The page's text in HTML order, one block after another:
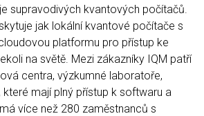
supravodivých kvantových počítačů.
jak lokální kvantové počítače s
platformu pro přístup ke
na světě. Mezi zákazníky IQM patří
centra, výzkumné laboratoře,
které mají plný přístup k softwaru a
více než 280 zaměstnanců s